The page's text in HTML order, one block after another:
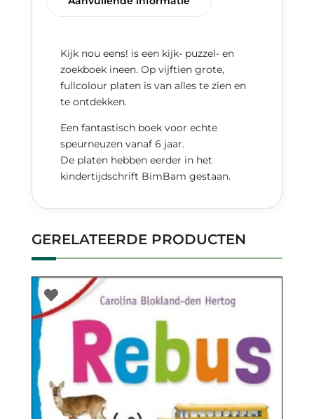
Kijk nou eens! is een kijk- puzzel- en
zoekboek ineen. Op vijftien grote,
fullcolour platen is van alles te zien en
te ontdekken.
Een fantastisch boek voor echte
speurneuzen vanaf 6 jaar.
De platen hebben eerder in het
kindertijdschrift BimBam gestaan.
GERELATEERDE PRODUCTEN